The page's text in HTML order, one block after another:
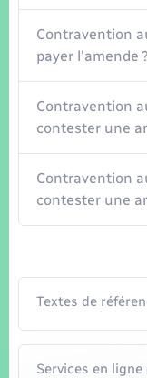
Contravention
payer l'amende ?
Contravention
contester une
Contravention
contester une
Textes de
Services en